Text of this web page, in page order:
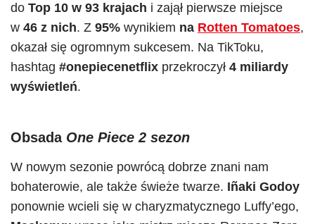
do Top 10 w 93 krajach i zajął pierwsze miejsce
w 46 z nich. Z 95% wynikiem na Rotten Tomatoes,
okazał się ogromnym sukcesem. Na TikToku,
hashtag #onepiecenetflix przekroczył 4 miliardy
wyświetleń.
Obsada One Piece 2 sezon
W nowym sezonie powrócą dobrze znani nam
bohaterowie, ale także świeże twarze. Iñaki Godoy
ponownie wcieli się w charyzmatycznego Luffy’ego,